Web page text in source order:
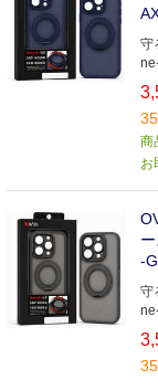
守
ne
商
お
-
守
ne